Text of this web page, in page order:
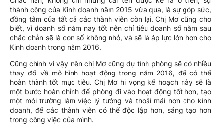
thành công của Kinh doanh năm 2015 vừa qua, là sự góp sức,
đồng tâm của tất cả các thành viên còn lại. Chị Mơ cũng cho
biết, vì doanh số năm nay tốt nên chỉ tiêu doanh số năm sau
chắc chắn sẽ là con số không nhỏ, và sẽ là áp lực lớn hơn cho
Kinh doanh trong năm 2016.
Cũng chính vì vậy nên chị Mơ cũng dự tính phòng sẽ có nhiều
thay đổi về mô hình hoạt động trong năm 2016, để có thể
hoàn thành tốt mục tiêu. Chị Mơ hi vọng kế hoạch này sẽ là
một bước hoàn chỉnh để phòng đi vào hoạt động tốt hơn, tạo
một môi trường làm việc lý tưởng và thoải mái hơn cho kinh
doanh, để các thành viên có thể độc lập hơn, sáng tạo hơn
trong công việc của mình.